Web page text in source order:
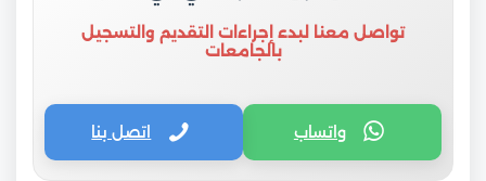
تواصل معنا لبدء إجراءات التقديم والتسجيل
بالجامعات
واتساب اتصل بنا